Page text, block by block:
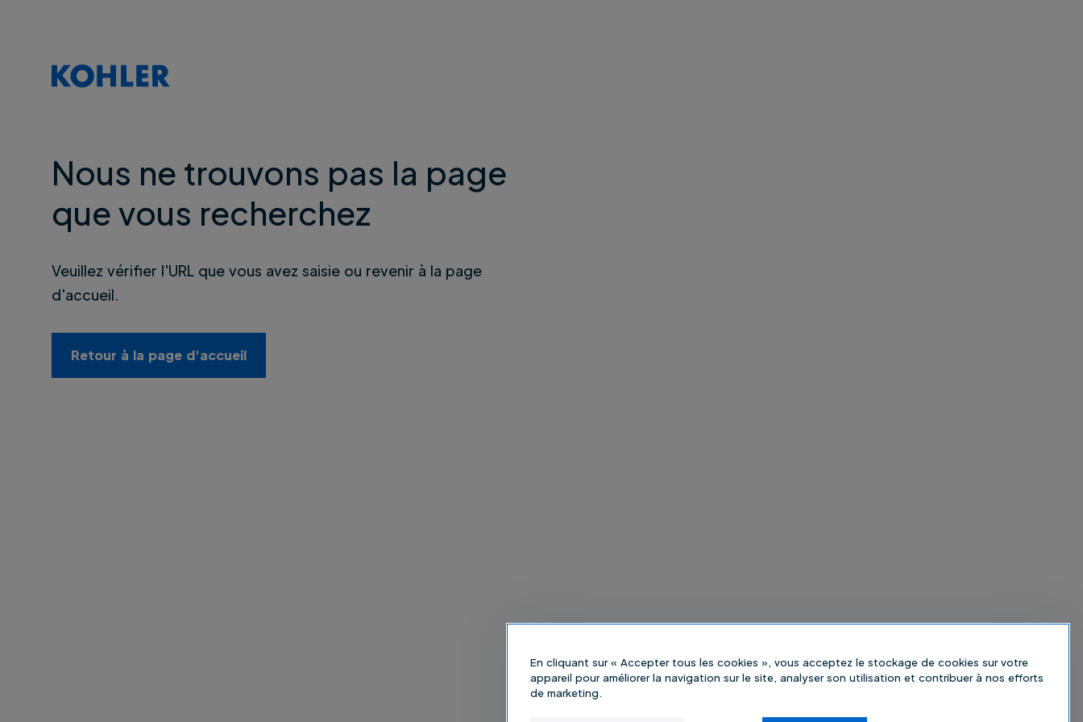
Nous ne trouvons pas la page
que vous recherchez
Veuillez vérifier l'URL que vous avez saisie ou revenir à la page
d'accueil.
Retour à la page d'accueil
En cliquant sur « Accepter tous les cookies », vous acceptez le stockage de cookies sur votre
appareil pour améliorer la navigation sur le site, analyser son utilisation et contribuer à nos efforts
de marketing.